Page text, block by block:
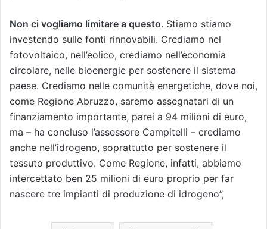
Non ci vogliamo limitare a questo. Stiamo stiamo
investendo sulle fonti rinnovabili. Crediamo nel
fotovoltaico, nell’eolico, crediamo nell’economia
circolare, nelle bioenergie per sostenere il sistema
paese. Crediamo nelle comunità energetiche, dove noi,
come Regione Abruzzo, saremo assegnatari di un
finanziamento importante, parei a 94 milioni di euro,
ma – ha concluso l’assessore Campitelli – crediamo
anche nell’idrogeno, soprattutto per sostenere il
tessuto produttivo. Come Regione, infatti, abbiamo
intercettato ben 25 milioni di euro proprio per far
nascere tre impianti di produzione di idrogeno”,